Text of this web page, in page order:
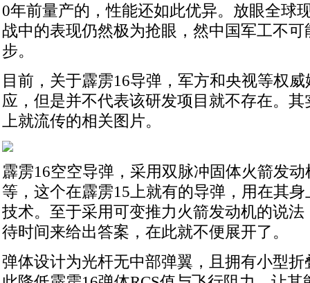
0年前量产的，性能还如此优异。放眼全球
战中的表现仍然极为抢眼，然中国军工不
步。
目前，关于霹雳16导弹，军方和央视等权
应，但是并不代表该研发项目就不存在。
上就流传的相关图片。
霹雳16空空导弹，采用双脉冲固体火箭发
等，这个在霹雳15上就有的导弹，用在其
技术。至于采用可变推力火箭发动机的说
待时间来给出答案，在此就不便展开了。
弹体设计为光杆无中部弹翼，且拥有小型